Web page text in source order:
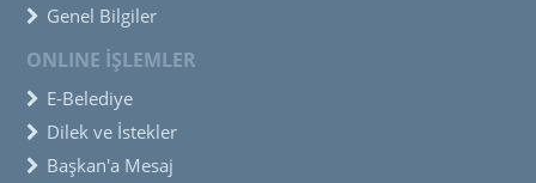
Genel Bilgiler
ONLINE İŞLEMLER
E-Belediye
Dilek ve İstekler
Başkan'a Mesaj